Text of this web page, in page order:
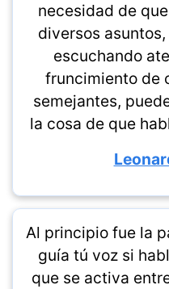
necesidad de
diversos
escuchando
fruncimiento de
semejantes,
la cosa de que
Al principio fue la
guía tú voz si
que se activa